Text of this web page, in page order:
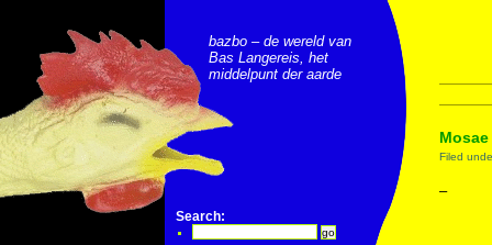
bazbo – de wereld van
Bas Langereis, het
middelpunt der aarde
Search:
Filed
–